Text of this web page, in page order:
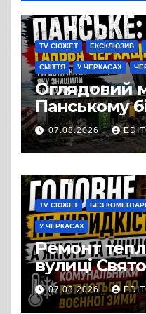
TV СЮЖЕТ ЕКСКЛЮЗИВ
СМІТТЯ У ЧЕРКАСАХ
Оглядовий
Панському
07.08.2026
TV СЮЖЕТ БЕЗ
У ЧЕРКАСАХ
Ремонт
вулиці
затягнувся
07.08.2026